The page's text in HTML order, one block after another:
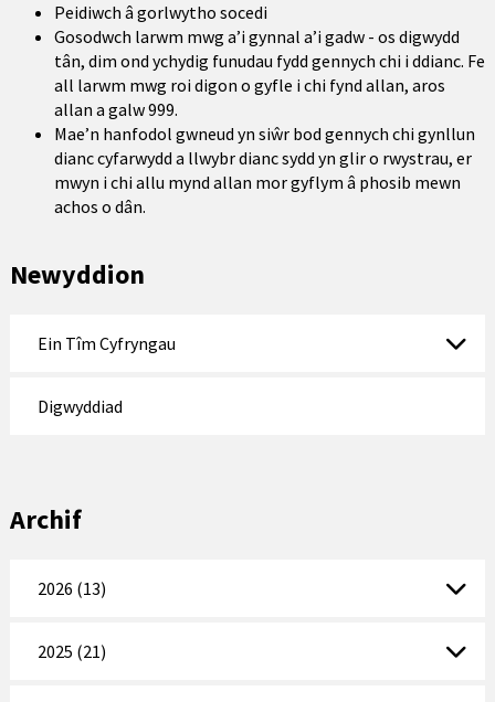
Peidiwch â gorlwytho socedi
Gosodwch larwm mwg a’i gynnal a’i gadw - os digwydd
tân, dim ond ychydig funudau fydd gennych chi i ddianc. Fe
all larwm mwg roi digon o gyfle i chi fynd allan, aros
allan a galw 999.
Mae’n hanfodol gwneud yn siŵr bod gennych chi gynllun
dianc cyfarwydd a llwybr dianc sydd yn glir o rwystrau, er
mwyn i chi allu mynd allan mor gyflym â phosib mewn
achos o dân.
Newyddion
Ein Tîm Cyfryngau
Digwyddiad
Archif
2026 (13)
2025 (21)